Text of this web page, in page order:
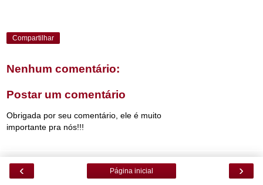
Compartilhar
Nenhum comentário:
Postar um comentário
Obrigada por seu comentário, ele é muito
importante pra nós!!!
‹ ›
Página inicial